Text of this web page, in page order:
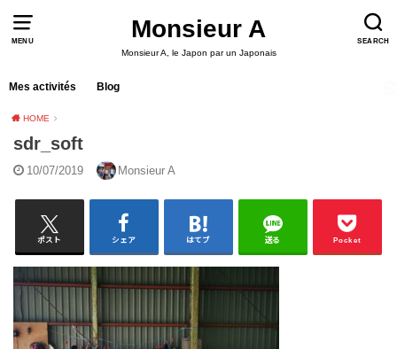
MENU SEARCH
Monsieur A
Monsieur A, le Japon par un Japonais
Mes activités Blog
HOME
sdr_soft
10/07/2019 Monsieur A
ポスト シェア はてブ 送る Pocket